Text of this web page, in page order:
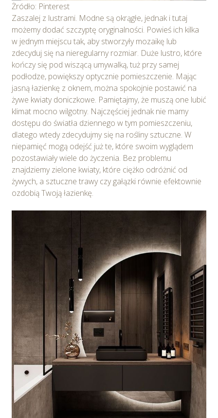
Żródło: Pinterest
Zaszalej z lustrami. Modne są okrągłe, jednak i tutaj
możemy dodać szczyptę oryginalności. Powieś ich kilka
w jednym miejscu tak, aby stworzyły mozaikę lub
zdecyduj się na nieregularny rozmiar. Duże lustro, które
kończy się pod wiszącą umywalką, tuż przy samej
podłodze, powiększy optycznie pomieszczenie. Mając
jasną łazienkę z oknem, można spokojnie postawić na
żywe kwiaty doniczkowe. Pamiętajmy, że muszą one lubić
klimat mocno wilgotny. Najczęściej jednak nie mamy
dostępu do światła dziennego w tym pomieszczeniu,
dlatego wtedy zdecydujmy się na rośliny sztuczne. W
niepamięć mogą odejść już te, które swoim wyglądem
pozostawiały wiele do życzenia. Bez problemu
znajdziemy zielone kwiaty, które ciężko odróżnić od
żywych, a sztuczne trawy czy gałązki równie efektownie
ozdobią Twoją łazienkę.